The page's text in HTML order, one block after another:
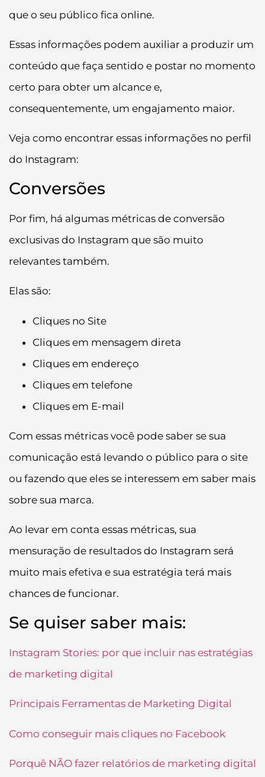
que o seu público fica online.
Essas informações podem auxiliar a produzir um
conteúdo que faça sentido e postar no momento
certo para obter um alcance e,
consequentemente, um engajamento maior.
Veja como encontrar essas informações no perfil
do Instagram:
Conversões
Por fim, há algumas métricas de conversão
exclusivas do Instagram que são muito
relevantes também.
Elas são:
Cliques no Site
Cliques em mensagem direta
Cliques em endereço
Cliques em telefone
Cliques em E-mail
Com essas métricas você pode saber se sua
comunicação está levando o público para o site
ou fazendo que eles se interessem em saber mais
sobre sua marca.
Ao levar em conta essas métricas, sua
mensuração de resultados do Instagram será
muito mais efetiva e sua estratégia terá mais
chances de funcionar.
Se quiser saber mais:
Instagram Stories: por que incluir nas estratégias
de marketing digital
Principais Ferramentas de Marketing Digital
Como conseguir mais cliques no Facebook
Porquê NÃO fazer relatórios de marketing digital